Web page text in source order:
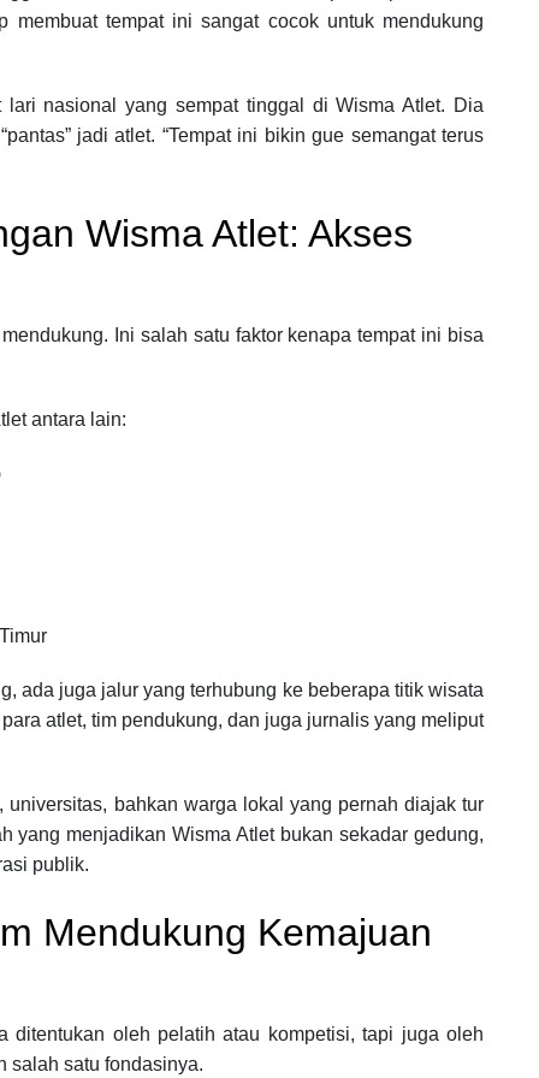
tempat ini sangat cocok untuk mendukung
nasional yang sempat tinggal di Wisma Atlet. Dia
jadi atlet. “Tempat ini bikin gue semangat terus
Wisma Atlet: Akses
Ini salah satu faktor kenapa tempat ini bisa
antara lain:
ada juga jalur yang terhubung ke beberapa titik wisata
atlet, tim pendukung, dan juga jurnalis yang meliput
bahkan warga lokal yang pernah diajak tur
yang menjadikan Wisma Atlet bukan sekadar gedung,
publik.
Mendukung Kemajuan
ditentukan oleh pelatih atau kompetisi, tapi juga oleh
salah satu fondasinya.